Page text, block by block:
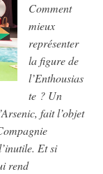
Comment
mieux
représenter
la figure de
l’Enthousias
te ? Un
fait l’objet
Et si
rend